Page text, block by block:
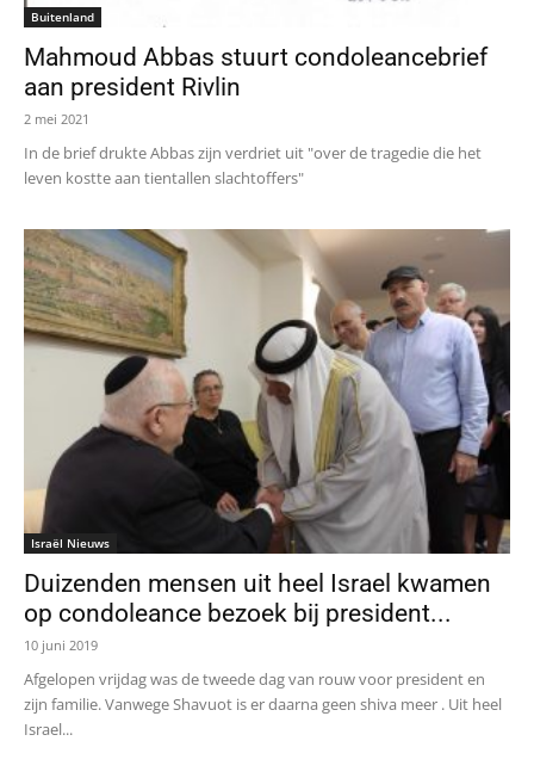
Buitenland
Mahmoud Abbas stuurt condoleancebrief
aan president Rivlin
2 mei 2021
In de brief drukte Abbas zijn verdriet uit "over de tragedie die het
leven kostte aan tientallen slachtoffers"
Israël Nieuws
Duizenden mensen uit heel Israel kwamen
op condoleance bezoek bij president...
10 juni 2019
Afgelopen vrijdag was de tweede dag van rouw voor president en
zijn familie. Vanwege Shavuot is er daarna geen shiva meer . Uit heel
Israel...